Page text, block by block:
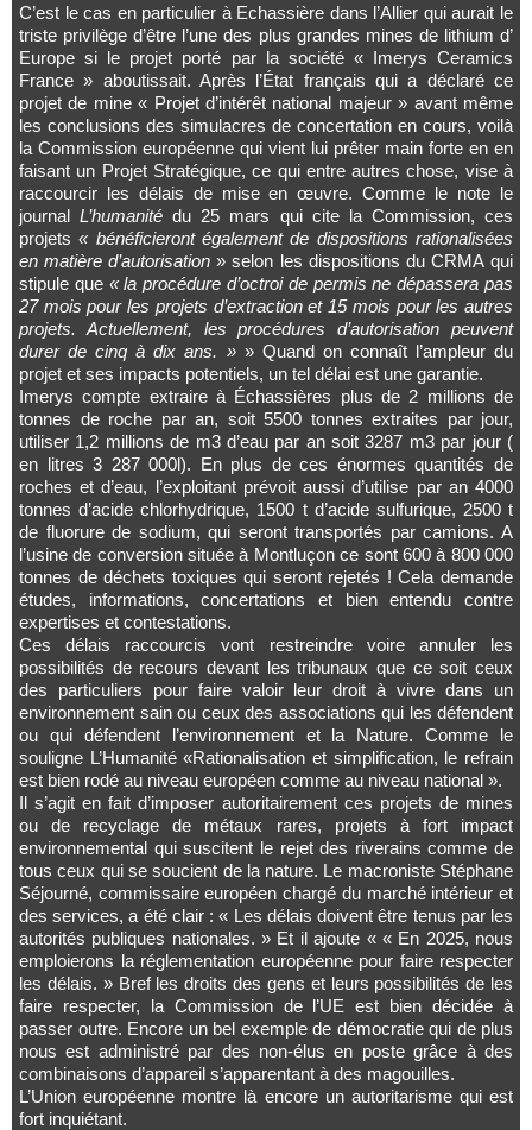
C’est le cas en particulier à Echassière dans l’Allier qui aurait le
triste privilège d’être l’une des plus grandes mines de lithium d’
Europe si le projet porté par la société « Imerys Ceramics
France » aboutissait. Après l’État français qui a déclaré ce
projet de mine « Projet d’intérêt national majeur » avant même
les conclusions des simulacres de concertation en cours, voilà
la Commission européenne qui vient lui prêter main forte en en
faisant un Projet Stratégique, ce qui entre autres chose, vise à
raccourcir les délais de mise en œuvre. Comme le note le
journalL’humanité du 25 mars qui cite la Commission, ces
projets« bénéficieront également de dispositions rationalisées
en matière d’autorisation» selon les dispositions du CRMA qui
stipule que « la procédure d’octroi de permis ne dépassera pas
27 mois pour les projets d’extraction et 15 mois pour les autres
projets. Actuellement, les procédures d’autorisation peuvent
durer de cinq à dix ans. »» Quand on connaît l’ampleur du
projet et ses impacts potentiels, un tel délai est une garantie.
Imerys compte extraire à Échassières plus de 2 millions de
tonnes de roche par an, soit 5500 tonnes extraites par jour,
utiliser 1,2 millions de m3 d’eau par an soit 3287 m3 par jour (
en litres 3 287 000l). En plus de ces énormes quantités de
roches et d’eau, l’exploitant prévoit aussi d’utilise par an 4000
tonnes d’acide chlorhydrique, 1500 t d’acide sulfurique, 2500 t
de fluorure de sodium, qui seront transportés par camions. A
l’usine de conversion située à Montluçon ce sont 600 à 800 000
tonnes de déchets toxiques qui seront rejetés ! Cela demande
études, informations, concertations et bien entendu contre
expertises et contestations.
Ces délais raccourcis vont restreindre voire annuler les
possibilités de recours devant les tribunaux que ce soit ceux
des particuliers pour faire valoir leur droit à vivre dans un
environnement sain ou ceux des associations qui les défendent
ou qui défendent l’environnement et la Nature. Comme le
souligne L’Humanité «Rationalisation et simplification, le refrain
est bien rodé au niveau européen comme au niveau national ».
Il s’agit en fait d’imposer autoritairement ces projets de mines
ou de recyclage de métaux rares, projets à fort impact
environnemental qui suscitent le rejet des riverains comme de
tous ceux qui se soucient de la nature. Le macroniste Stéphane
Séjourné, commissaire européen chargé du marché intérieur et
des services, a été clair : « Les délais doivent être tenus par les
autorités publiques nationales. » Et il ajoute « « En 2025, nous
emploierons la réglementation européenne pour faire respecter
les délais. » Bref les droits des gens et leurs possibilités de les
faire respecter, la Commission de l’UE est bien décidée à
passer outre. Encore un bel exemple de démocratie qui de plus
nous est administré par des non-élus en poste grâce à des
combinaisons d’appareil s’apparentant à des magouilles.
L’Union européenne montre là encore un autoritarisme qui est
fort inquiétant.